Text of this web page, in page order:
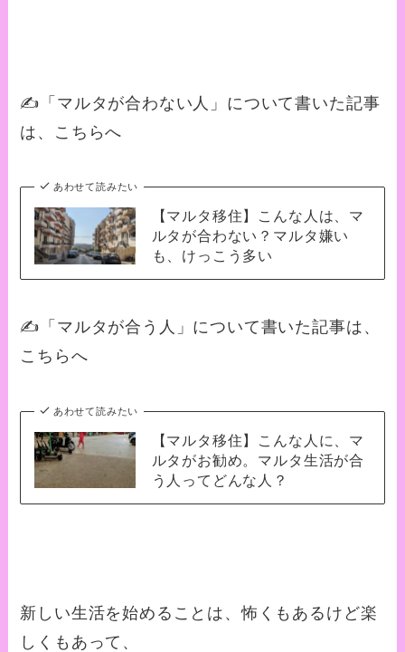
✍️「マルタが合わない人」について書いた記事
は、こちらへ
あわせて読みたい
【マルタ移住】こんな人は、マ
ルタが合わない？マルタ嫌い
も、けっこう多い
✍️「マルタが合う人」について書いた記事は、
こちらへ
あわせて読みたい
【マルタ移住】こんな人に、マ
ルタがお勧め。マルタ生活が合
う人ってどんな人？
新しい生活を始めることは、怖くもあるけど楽
しくもあって、